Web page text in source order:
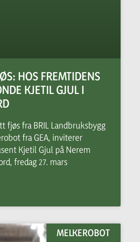
HOS FREMTIDENS
KJETIL GJUL I
fjøs fra BRIL Landbruksbygg
fra GEA, inviterer
Kjetil Gjul på Nerem
fredag 27. mars
MELKEROBOT